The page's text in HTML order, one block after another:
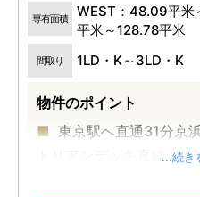
専有面積
WEST：48.09平米
平米～128.78平米
間取り 1LD・K～3LD・K
物件のポイント
東京駅へ直通31分京
トリアンデッキ直結・徒
施行区域面積約
...続き